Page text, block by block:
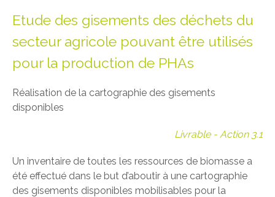
Etude des gisements des déchets du
secteur agricole pouvant être utilisés
pour la production de PHAs
Réalisation de la cartographie des gisements
disponibles
Livrable - Action 3.1
Un inventaire de toutes les ressources de biomasse a
été effectué dans le but d’aboutir à une cartographie
des gisements disponibles mobilisables pour la